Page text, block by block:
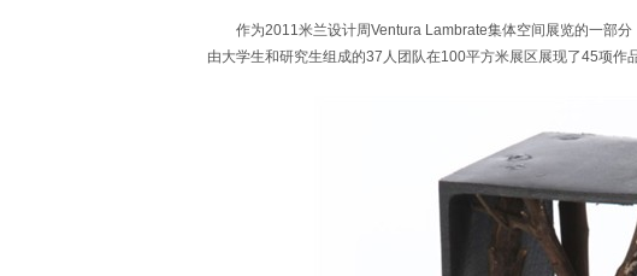
作为2011米兰设计周Ventura Lambrate集体空间展览的一部分
由大学生和研究生组成的37人团队在100平方米展区展现了45项作品